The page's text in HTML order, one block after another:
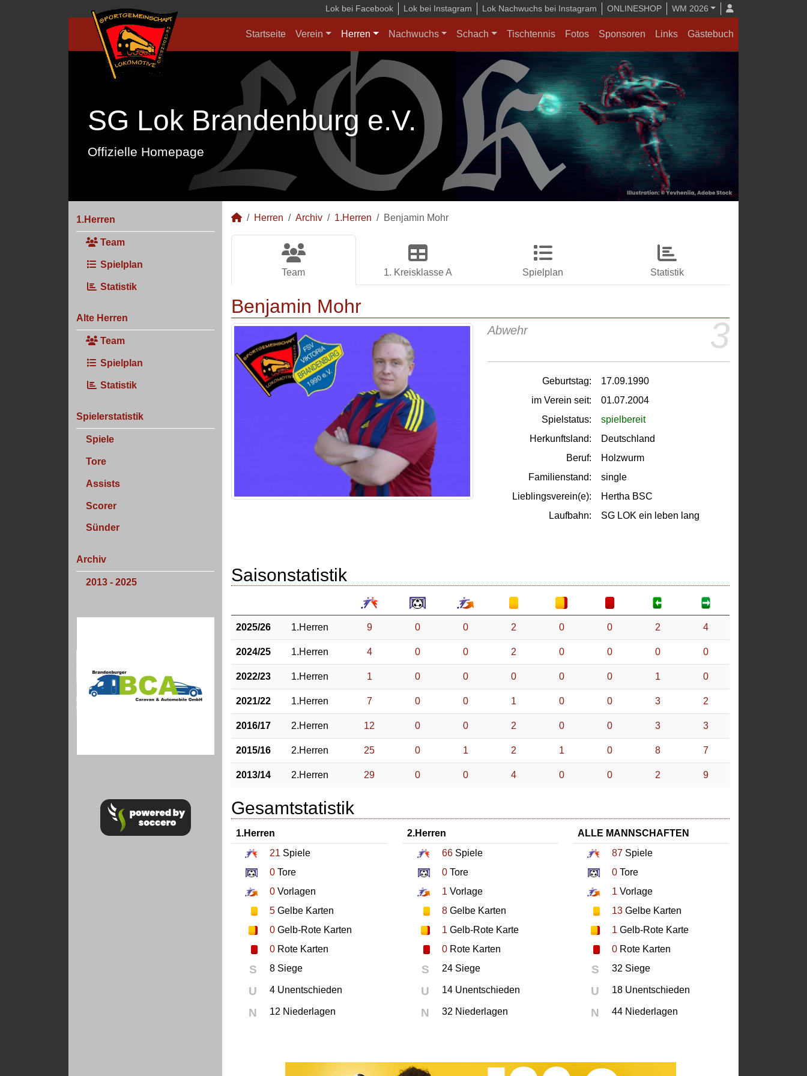
Lok bei Facebook Lok bei Instagram Lok Nachwuchs bei Instagram ONLINESHOP WM 2026
Startseite Verein Herren Nachwuchs Schach Tischtennis Fotos Sponsoren Links Gästebuch
SG Lok Brandenburg e.V.
Offizielle Homepage
1.Herren
Team
Spielplan
Statistik
Alte Herren
Team
Spielplan
Statistik
Spielerstatistik
Spiele
Tore
Assists
Scorer
Sünder
Archiv
2013 - 2025
Herren Archiv 1.Herren Benjamin Mohr
Team 1. Kreisklasse A Spielplan Statistik
Benjamin Mohr
3
Abwehr
Geburtstag:
17.09.1990
im Verein seit:
01.07.2004
Spielstatus:
spielbereit
Herkunftsland:
Deutschland
Beruf:
Holzwurm
Familienstand:
single
Lieblingsverein(e):
Hertha BSC
Laufbahn:
SG LOK ein leben lang
Saisonstatistik
2025/26 1.Herren 9 0 0 2 0 0 2 4
2024/25 1.Herren 4 0 0 2 0 0 0 0
2022/23 1.Herren 1 0 0 0 0 0 1 0
2021/22 1.Herren 7 0 0 1 0 0 3 2
2016/17 2.Herren 12 0 0 2 0 0 3 3
2015/16 2.Herren 25 0 1 2 1 0 8 7
2013/14 2.Herren 29 0 0 4 0 0 2 9
Gesamtstatistik
1.Herren
21 Spiele
0 Tore
0 Vorlagen
5 Gelbe Karten
0 Gelb-Rote Karten
0 Rote Karten
S 8 Siege
U 4 Unentschieden
N 12 Niederlagen
2.Herren
66Spiele
0Tore
1 Vorlage
8Gelbe Karten
1 Gelb-Rote Karte
0Rote Karten
S 24 Siege
U 14 Unentschieden
N 32 Niederlagen
ALLE MANNSCHAFTEN
87 Spiele
0 Tore
1 Vorlage
13 Gelbe Karten
1 Gelb-Rote Karte
0 Rote Karten
S 32 Siege
U 18 Unentschieden
N 44 Niederlagen